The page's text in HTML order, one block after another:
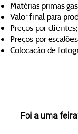
Matérias primas
Valor final para
Preços por clientes;
Preços por
Colocação de
Foi a uma